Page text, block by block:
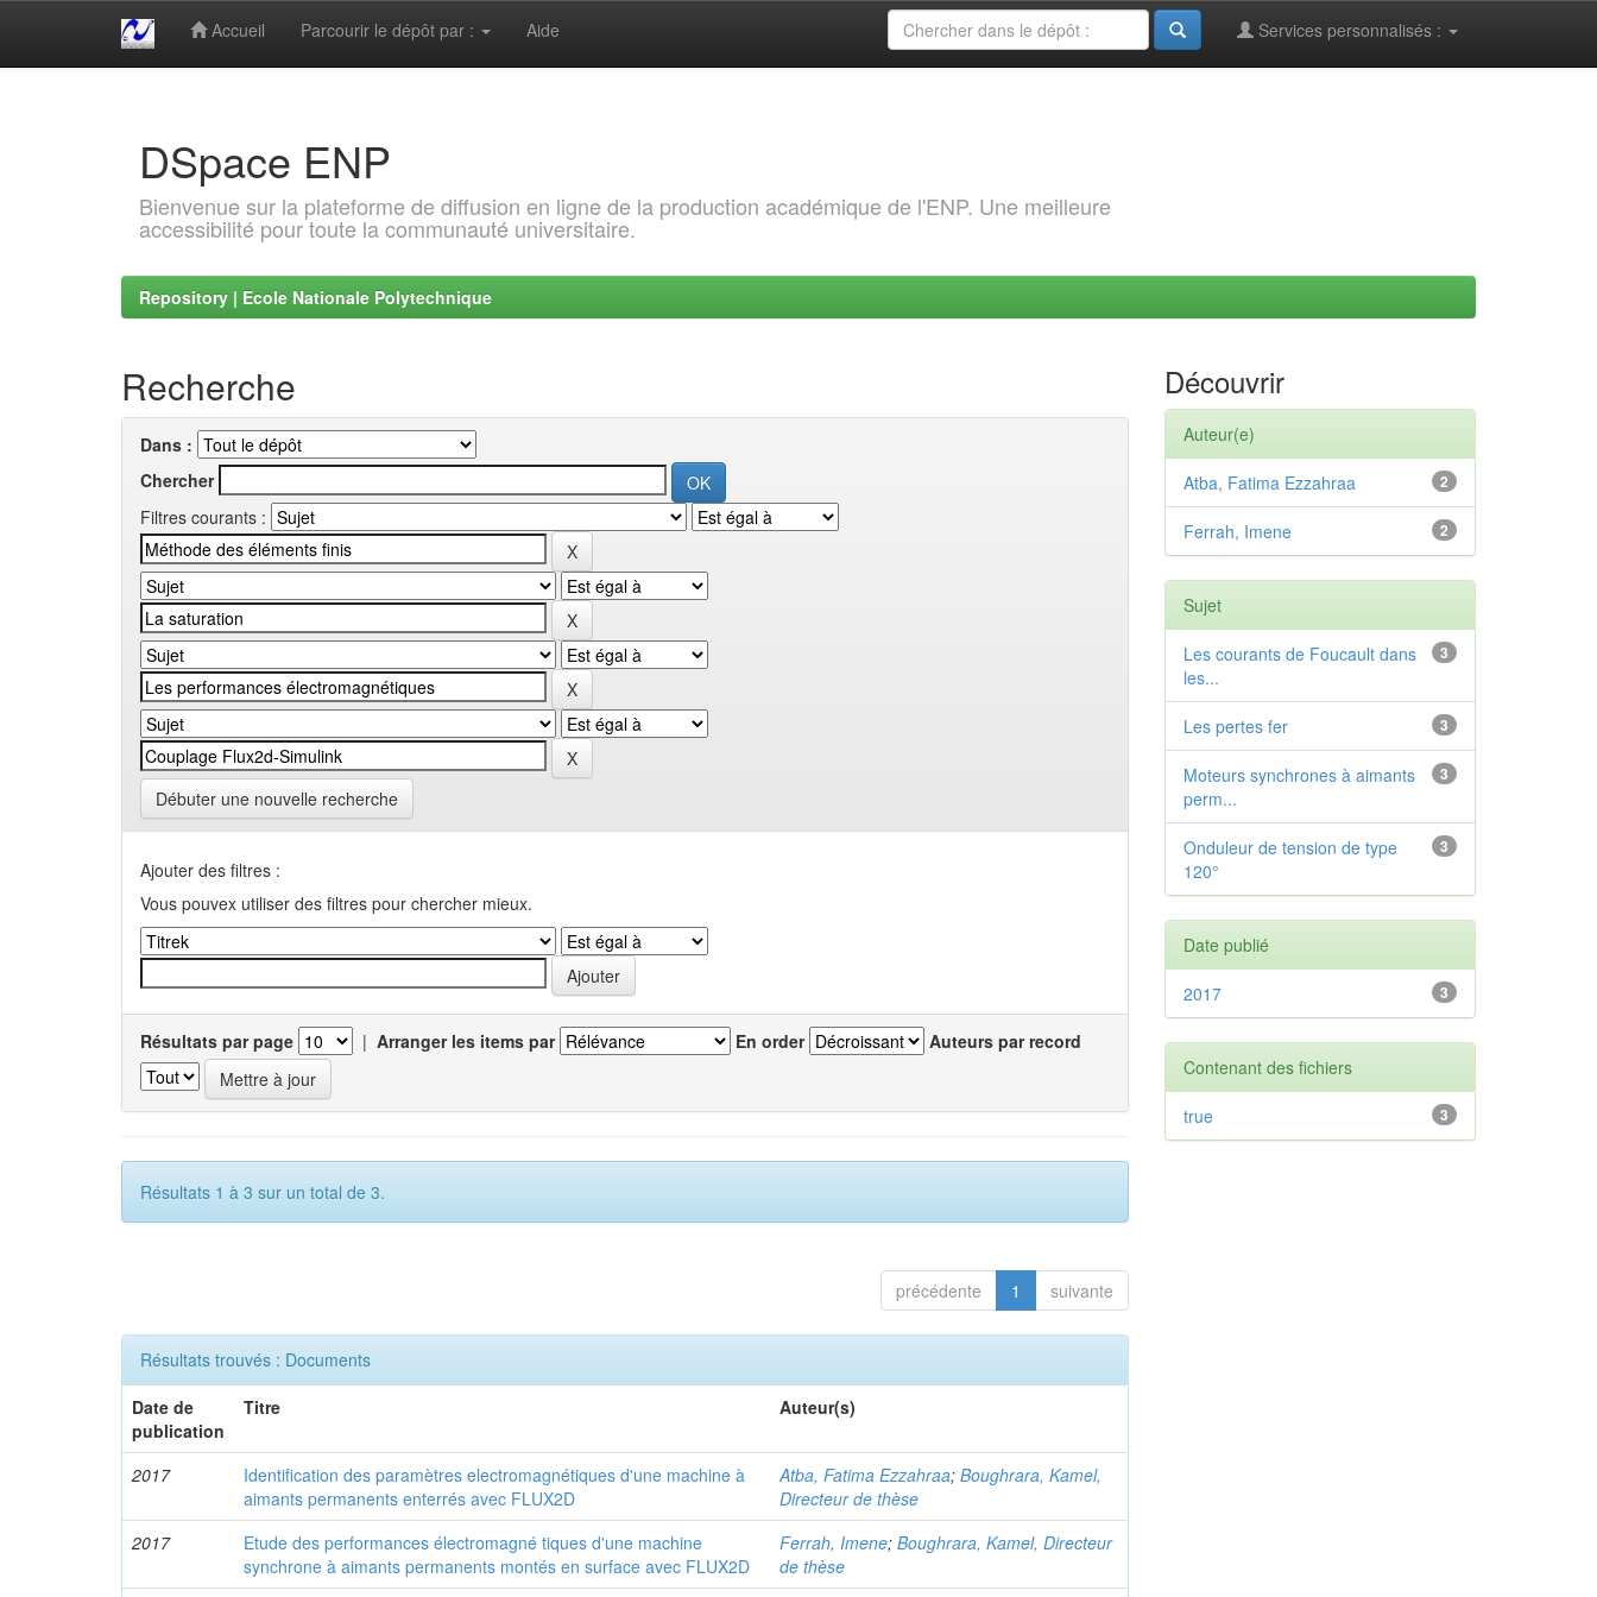
Accueil Parcourir le dépôt par : Aide Services personnalisés :
DSpace ENP
Bienvenue sur la plateforme de diffusion en ligne de la production académique de l'ENP. Une meilleure
accessibilité pour toute la communauté universitaire.
Repository | Ecole Nationale Polytechnique
Recherche
Dans :
Chercher
Filtres courants :
Débuter une nouvelle recherche
Ajouter des filtres :
Vous pouvex utiliser des filtres pour chercher mieux.
Résultats par page | Arranger les items par En order Auteurs par record
Résultats 1 à 3 sur un total de 3.
précédente 1 suivante
Résultats trouvés : Documents
Date de
publication
Titre Auteur(s)
2017
Identification des paramètres electromagnétiques d'une machine à
aimants permanents enterrés avec FLUX2D
Atba, Fatima Ezzahraa;Boughrara, Kamel,
Directeur de thèse
2017
Etude des performances électromagné tiques d'une machine
synchrone à aimants permanents montés en surface avec FLUX2D
Ferrah, Imene;Boughrara, Kamel, Directeur
de thèse
Découvrir
Auteur(e)
2
Atba, Fatima Ezzahraa
2
Ferrah, Imene
Sujet
3
Les courants de Foucault dans
les...
3
Les pertes fer
3
Moteurs synchrones à aimants
perm...
3
Onduleur de tension de type
120°
Date publié
3
2017
Contenant des fichiers
3
true